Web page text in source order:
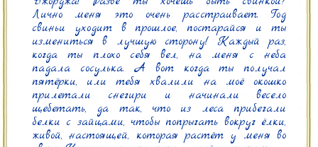
Лично меня это очень расстраивает. Год
свиньи уходит в прошлое, постарайся и ты
измениться в лучшую сторону! Каждый раз,
когда ты плохо себя вел, на меня с неба
падала сосулька. А вот когда ты получал
пятёрки, или тебя хвалили на моё окошко
прилетали снегири и начинали весело
щебетать, да так, что из леса прибегали
белки с зайцами, чтобы попрыгать вокруг ёлки,
живой, настоящей, которая растёт у меня во